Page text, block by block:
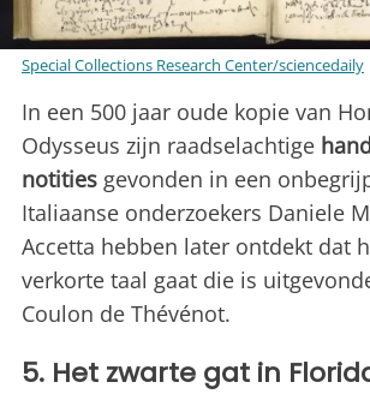
Special Collections Research Center/sciencedaily
In een 500 jaar oude kopie van
Odysseus zijn raadselachtige
notities gevonden in een
Italiaanse onderzoekers Daniele
Accetta hebben later ontdekt dat
verkorte taal gaat die is
Coulon de Thévénot.
5. Het zwarte gat in